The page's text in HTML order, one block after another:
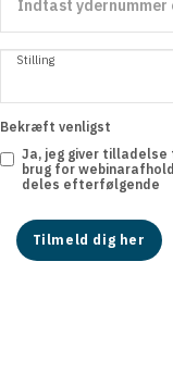
Stilling
Bekræft venligst
Ja, jeg giver tilladelse
brug for
deles efterfølgende
Tilmeld dig her